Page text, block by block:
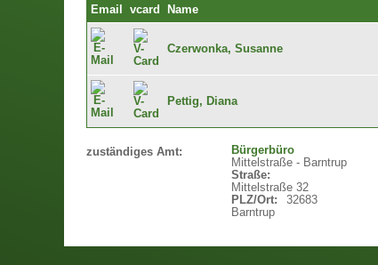
Email vcard Name
Czerwonka, Susanne
Pettig, Diana
zuständiges Amt:
Bürgerbüro
Mittelstraße - Barntrup
Straße:
Mittelstraße 32
PLZ/Ort:
32683
Barntrup